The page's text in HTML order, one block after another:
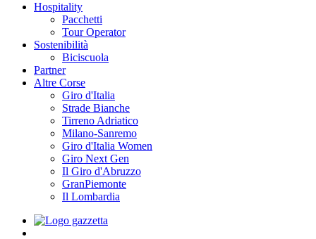
Hospitality
Pacchetti
Tour Operator
Sostenibilità
Biciscuola
Partner
Altre Corse
Giro d'Italia
Strade Bianche
Tirreno Adriatico
Milano-Sanremo
Giro d'Italia Women
Giro Next Gen
Il Giro d'Abruzzo
GranPiemonte
Il Lombardia